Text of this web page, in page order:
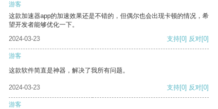
游客
这款加速器app的加速效果还是不错的，但偶尔也会出现卡顿的情况，希
望开发者能够优化一下。
2024-03-23
支持[0] 反对[0]
游客
这款软件简直是神器，解决了我所有问题。
2024-03-23 支持[0] 反对[0]
游客